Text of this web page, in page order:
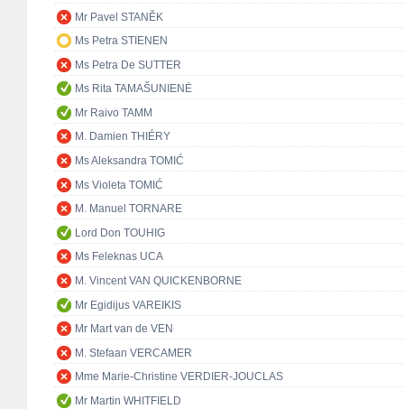
Mr Pavel STANĚK
Ms Petra STIENEN
Ms Petra De SUTTER
Ms Rita TAMAŠUNIENĖ
Mr Raivo TAMM
M. Damien THIÉRY
Ms Aleksandra TOMIĆ
Ms Violeta TOMIĆ
M. Manuel TORNARE
Lord Don TOUHIG
Ms Feleknas UCA
M. Vincent VAN QUICKENBORNE
Mr Egidijus VAREIKIS
Mr Mart van de VEN
M. Stefaan VERCAMER
Mme Marie-Christine VERDIER-JOUCLAS
Mr Martin WHITFIELD